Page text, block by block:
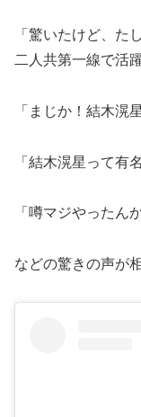
「驚いたけど、た
二人共第一線で活
「まじか！結木滉
「結木滉星って有
「噂マジやったんか
などの驚きの声が